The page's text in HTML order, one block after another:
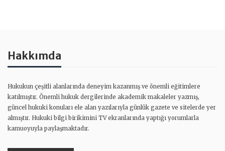
Hakkımda
Hukukun çeşitli alanlarında deneyim kazanmış ve önemli eğitimlere
katılmıştır. Önemli hukuk dergilerinde akademik makaleler yazmış,
güncel hukuki konuları ele alan yazılarıyla günlük gazete ve sitelerde yer
almıştır. Hukuki bilgi birikimini TV ekranlarında yaptığı yorumlarla
kamuoyuyla paylaşmaktadır.